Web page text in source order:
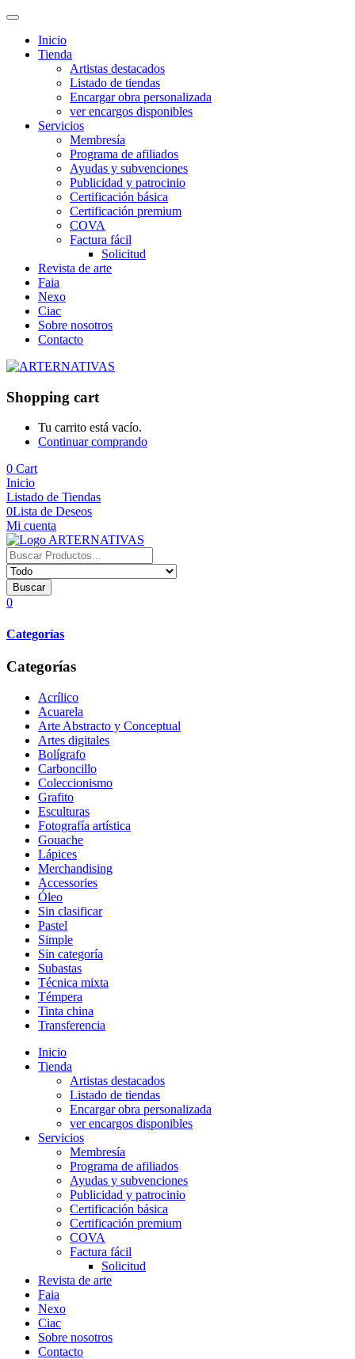
Inicio
Tienda
Artistas destacados
Listado de tiendas
Encargar obra personalizada
ver encargos disponibles
Servicios
Membresía
Programa de afiliados
Ayudas y subvenciones
Publicidad y patrocinio
Certificación básica
Certificación premium
COVA
Factura fácil
Solicitud
Revista de arte
Faia
Nexo
Ciac
Sobre nosotros
Contacto
Shopping cart
Tu carrito está vacío.
Continuar comprando
0 Cart
Inicio
Listado de Tiendas
0Lista de Deseos
Mi cuenta
Buscar
0
Categorías
Categorías
Acrílico
Acuarela
Arte Abstracto y Conceptual
Artes digitales
Bolígrafo
Carboncillo
Coleccionismo
Grafito
Esculturas
Fotografía artística
Gouache
Lápices
Merchandising
Accessories
Óleo
Sin clasificar
Pastel
Simple
Sin categoría
Subastas
Técnica mixta
Témpera
Tinta china
Transferencia
Inicio
Tienda
Artistas destacados
Listado de tiendas
Encargar obra personalizada
ver encargos disponibles
Servicios
Membresía
Programa de afiliados
Ayudas y subvenciones
Publicidad y patrocinio
Certificación básica
Certificación premium
COVA
Factura fácil
Solicitud
Revista de arte
Faia
Nexo
Ciac
Sobre nosotros
Contacto